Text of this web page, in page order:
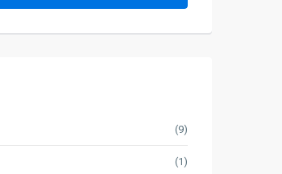
(9)
(1)